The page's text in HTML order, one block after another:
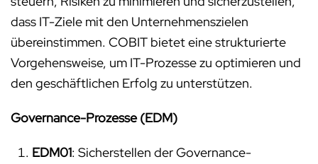
dass IT-Ziele mit den Unternehmenszielen
übereinstimmen. COBIT bietet eine strukturierte
Vorgehensweise, um IT-Prozesse zu optimieren und
den geschäftlichen Erfolg zu unterstützen.
Governance-Prozesse (EDM)
EDM01: Sicherstellen der Governance-